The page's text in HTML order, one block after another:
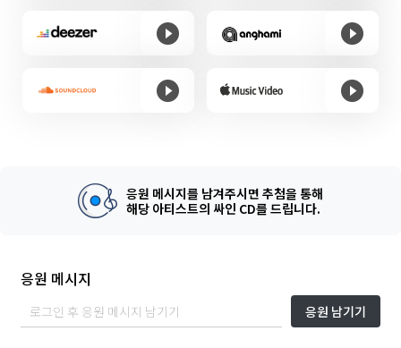
응원 메시지를 남겨주시면 추첨을 통해
해당 아티스트의 싸인 CD를 드립니다.
응원 메시지
응원 남기기